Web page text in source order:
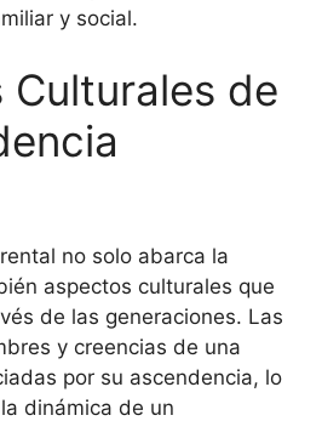
y social.
de
no solo abarca la
aspectos culturales que
de las generaciones. Las
y creencias de una
por su ascendencia, lo
dinámica de un